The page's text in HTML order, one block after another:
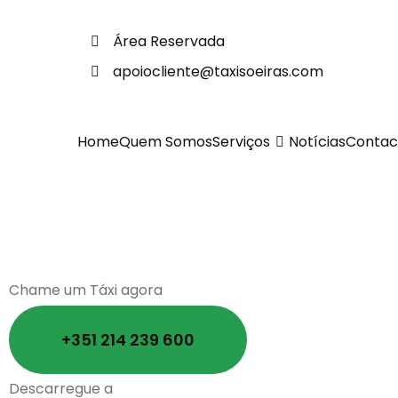
Área Reservada
apoiocliente@taxisoeiras.com
HomeQuem SomosServiços Notícias
Chame um Táxi agora
+351 214 239 600
Descarregue a